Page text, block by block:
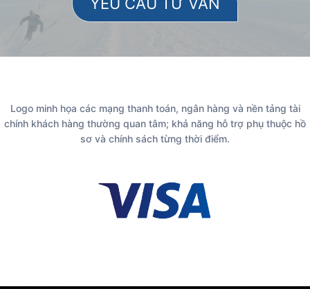
Logo minh họa các mạng thanh toán, ngân hàng và nền tảng tài
chính khách hàng thường quan tâm; khả năng hỗ trợ phụ thuộc hồ
sơ và chính sách từng thời điểm.